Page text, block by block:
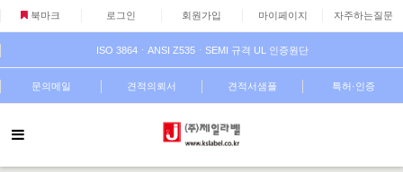
북마크 로그인 회원가입 마이페이지 자주하는질문
ISO 3864ㆍANSI Z535ㆍSEMI 규격 UL 인증원단
문의메일 견적의뢰서 견적서샘플 특허·인증